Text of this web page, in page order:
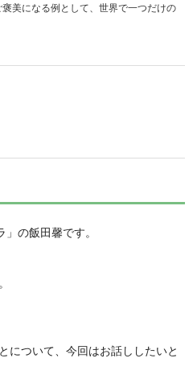
美になる例として、世界で一つだけの
の飯田馨です。
について、今回はお話ししたいと